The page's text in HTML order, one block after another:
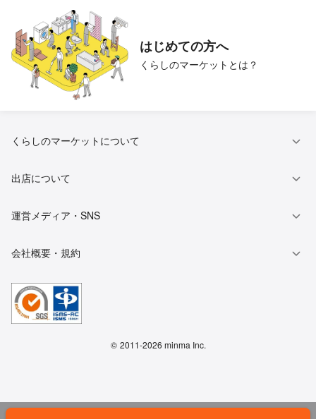
トイレクリーニング キッチンクリーニング
ハウスクリーニング
窓・サッシの掃除
抗菌（触媒）コーティング
ソファークリーニング
玄関タイルクリーニング
仏壇掃除・修理
水槽の掃除
はじめての方へ
くらしのマーケットとは？
くらしのマーケットについて
出店について
運営メディア・SNS
会社概要・規約
© 2011-2026 minma Inc.